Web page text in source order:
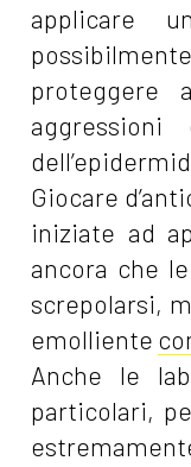
applicare
proteggere
aggressioni
Giocare
iniziate ad
ancora che
screpolarsi,
emolliente
Anche le
particolari,